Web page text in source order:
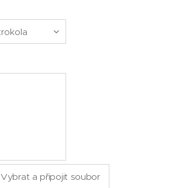
Vybrat a připojit soubor